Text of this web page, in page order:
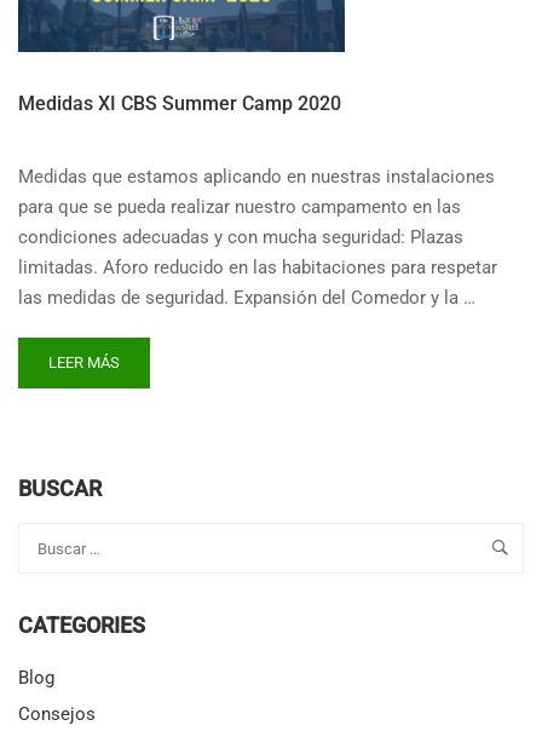
Medidas XI CBS Summer Camp 2020
Medidas que estamos aplicando en nuestras instalaciones
para que se pueda realizar nuestro campamento en las
condiciones adecuadas y con mucha seguridad: Plazas
limitadas. Aforo reducido en las habitaciones para respetar
las medidas de seguridad. Expansión del Comedor y la …
READ
MORE
CBS
2020
LEER MÁS
BUSCAR
CATEGORIES
Blog
Consejos